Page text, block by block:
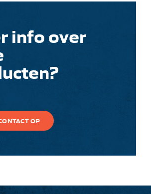
info over
OP